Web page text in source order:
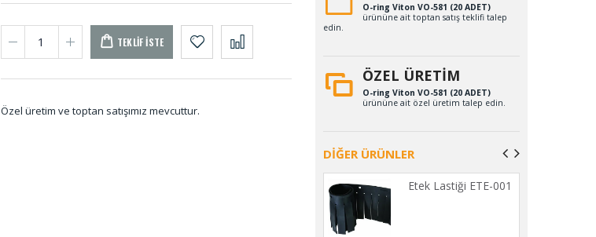
TEKLIF İSTE
Özel üretim ve toptan satışımız mevcuttur.
O-ring Viton VO-581 (20 ADET)
ürününe ait toptan satış teklifi talep
edin.
ÖZEL ÜRETİM
O-ring Viton VO-581 (20 ADET)
ürününe ait özel üretim talep edin.
DİĞER ÜRÜNLER
Etek Lastiği ETE-001